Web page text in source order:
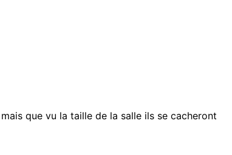
que vu la taille de la salle ils se cacheront